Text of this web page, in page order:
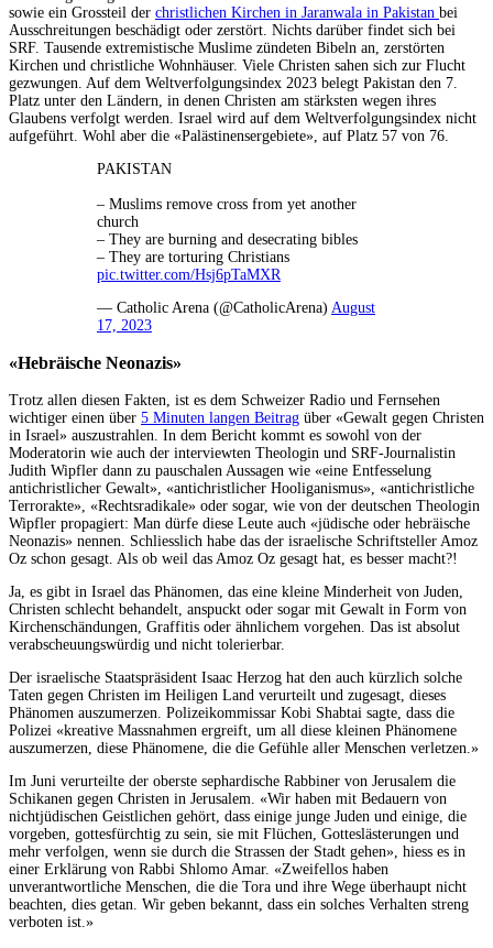
sowie ein Grossteil der christlichen Kirchen in Jaranwala in Pakistan bei
Ausschreitungen beschädigt oder zerstört. Nichts darüber findet sich bei
SRF. Tausende extremistische Muslime zündeten Bibeln an, zerstörten
Kirchen und christliche Wohnhäuser. Viele Christen sahen sich zur Flucht
gezwungen. Auf dem Weltverfolgungsindex 2023 belegt Pakistan den 7.
Platz unter den Ländern, in denen Christen am stärksten wegen ihres
Glaubens verfolgt werden. Israel wird auf dem Weltverfolgungsindex nicht
aufgeführt. Wohl aber die «Palästinensergebiete», auf Platz 57 von 76.
PAKISTAN
– Muslims remove cross from yet another
church
– They are burning and desecrating bibles
– They are torturing Christians
pic.twitter.com/Hsj6pTaMXR
— Catholic Arena (@CatholicArena) August
17, 2023
«Hebräische Neonazis»
Trotz allen diesen Fakten, ist es dem Schweizer Radio und Fernsehen
wichtiger einen über 5 Minuten langen Beitrag über «Gewalt gegen Christen
in Israel» auszustrahlen. In dem Bericht kommt es sowohl von der
Moderatorin wie auch der interviewten Theologin und SRF-Journalistin
Judith Wipfler dann zu pauschalen Aussagen wie «eine Entfesselung
antichristlicher Gewalt», «antichristlicher Hooliganismus», «antichristliche
Terrorakte», «Rechtsradikale» oder sogar, wie von der deutschen Theologin
Wipfler propagiert: Man dürfe diese Leute auch «jüdische oder hebräische
Neonazis» nennen. Schliesslich habe das der israelische Schriftsteller Amoz
Oz schon gesagt. Als ob weil das Amoz Oz gesagt hat, es besser macht?!
Ja, es gibt in Israel das Phänomen, das eine kleine Minderheit von Juden,
Christen schlecht behandelt, anspuckt oder sogar mit Gewalt in Form von
Kirchenschändungen, Graffitis oder ähnlichem vorgehen. Das ist absolut
verabscheuungswürdig und nicht tolerierbar.
Der israelische Staatspräsident Isaac Herzog hat den auch kürzlich solche
Taten gegen Christen im Heiligen Land verurteilt und zugesagt, dieses
Phänomen auszumerzen. Polizeikommissar Kobi Shabtai sagte, dass die
Polizei «kreative Massnahmen ergreift, um all diese kleinen Phänomene
auszumerzen, diese Phänomene, die die Gefühle aller Menschen verletzen.»
Im Juni verurteilte der oberste sephardische Rabbiner von Jerusalem die
Schikanen gegen Christen in Jerusalem. «Wir haben mit Bedauern von
nichtjüdischen Geistlichen gehört, dass einige junge Juden und einige, die
vorgeben, gottesfürchtig zu sein, sie mit Flüchen, Gotteslästerungen und
mehr verfolgen, wenn sie durch die Strassen der Stadt gehen», hiess es in
einer Erklärung von Rabbi Shlomo Amar. «Zweifellos haben
unverantwortliche Menschen, die die Tora und ihre Wege überhaupt nicht
beachten, dies getan. Wir geben bekannt, dass ein solches Verhalten streng
verboten ist.»